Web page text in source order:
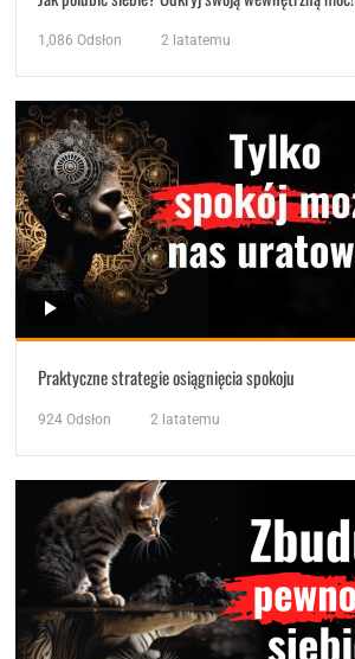
1,086 Odsłon 2 latatemu
Praktyczne strategie osiągnięcia spokoju
924 Odsłon 2 latatemu